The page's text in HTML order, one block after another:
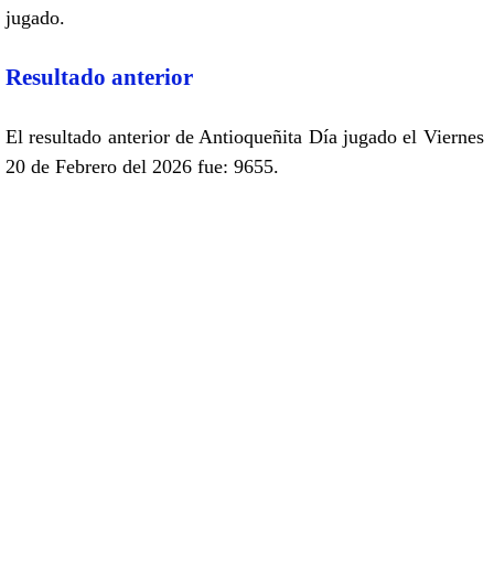
jugado.
Resultado anterior
El resultado anterior de Antioqueñita Día jugado el Viernes
20 de Febrero del 2026 fue: 9655.